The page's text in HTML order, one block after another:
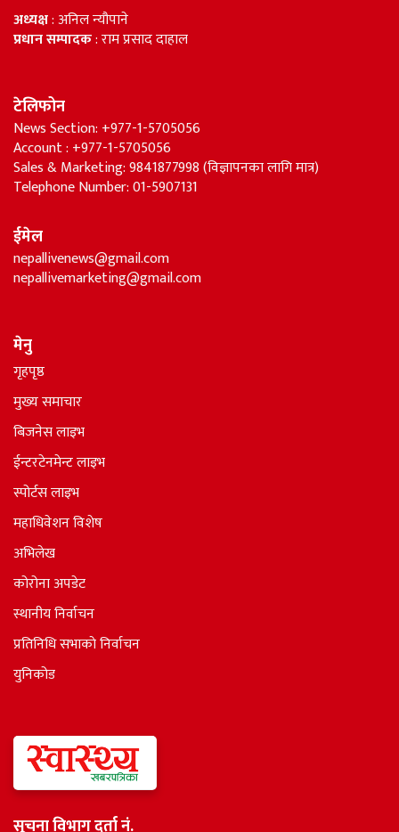
अध्यक्ष: अनिल न्यौपाने
प्रधान सम्पादक: राम प्रसाद दाहाल
टेलिफोन
News Section: +977-1-5705056
Account : +977-1-5705056
Sales & Marketing: 9841877998 (विज्ञापनका लागि मात्र)
Telephone Number: 01-5907131
ईमेल
nepallivenews@gmail.com
nepallivemarketing@gmail.com
मेनु
गृहपृष्ठ
मुख्य समाचार
बिजनेस लाइभ
ईन्टरटेनमेन्ट लाइभ
स्पोर्टस लाइभ
महाधिवेशन विशेष
अभिलेख
कोरोना अपडेट
स्थानीय निर्वाचन
प्रतिनिधि सभाकाे निर्वाचन
युनिकोड
सूचना विभाग दर्ता नं.